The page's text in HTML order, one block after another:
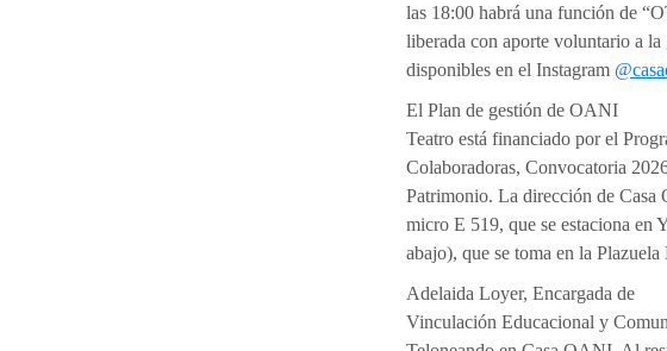
las 18:00 habrá una función de
liberada con aporte voluntario a
disponibles en el Instagram
El Plan de gestión de OANI
Teatro está financiado por el
Colaboradoras, Convocatoria
Patrimonio. La dirección de Casa
micro E 519, que se estaciona en
abajo), que se toma en la Plazuela
Adelaida Loyer, Encargada de
Vinculación Educacional y